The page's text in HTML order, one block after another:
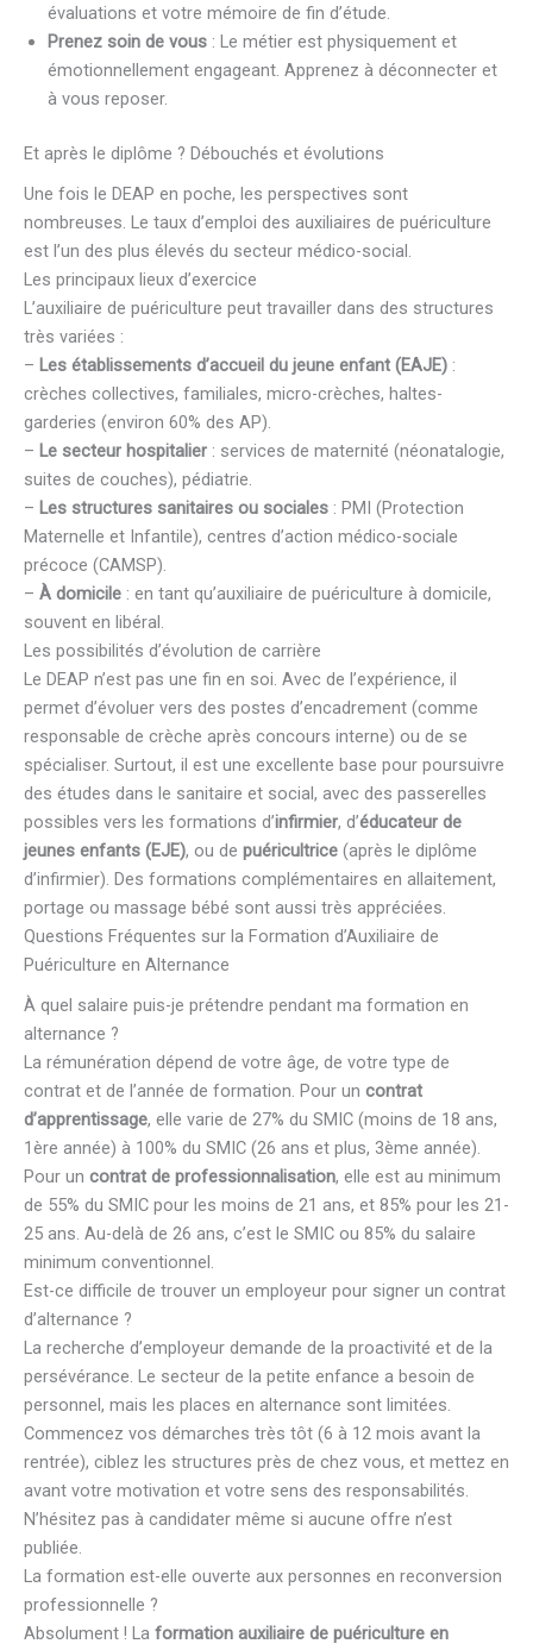
évaluations et votre mémoire de fin d’étude.
Prenez soin de vous : Le métier est physiquement et
émotionnellement engageant. Apprenez à déconnecter et
à vous reposer.
Et après le diplôme ? Débouchés et évolutions
Une fois le DEAP en poche, les perspectives sont
nombreuses. Le taux d’emploi des auxiliaires de puériculture
est l’un des plus élevés du secteur médico-social.
Les principaux lieux d’exercice
L’auxiliaire de puériculture peut travailler dans des structures
très variées :
– Les établissements d’accueil du jeune enfant (EAJE) :
crèches collectives, familiales, micro-crèches, haltes-
garderies (environ 60% des AP).
– Le secteur hospitalier : services de maternité (néonatalogie,
suites de couches), pédiatrie.
– Les structures sanitaires ou sociales : PMI (Protection
Maternelle et Infantile), centres d’action médico-sociale
précoce (CAMSP).
– À domicile : en tant qu’auxiliaire de puériculture à domicile,
souvent en libéral.
Les possibilités d’évolution de carrière
Le DEAP n’est pas une fin en soi. Avec de l’expérience, il
permet d’évoluer vers des postes d’encadrement (comme
responsable de crèche après concours interne) ou de se
spécialiser. Surtout, il est une excellente base pour poursuivre
des études dans le sanitaire et social, avec des passerelles
possibles vers les formations d’infirmier, d’éducateur de
jeunes enfants (EJE), ou de puéricultrice (après le diplôme
d’infirmier). Des formations complémentaires en allaitement,
portage ou massage bébé sont aussi très appréciées.
Questions Fréquentes sur la Formation d’Auxiliaire de
Puériculture en Alternance
À quel salaire puis-je prétendre pendant ma formation en
alternance ?
La rémunération dépend de votre âge, de votre type de
contrat et de l’année de formation. Pour un contrat
d’apprentissage, elle varie de 27% du SMIC (moins de 18 ans,
1ère année) à 100% du SMIC (26 ans et plus, 3ème année).
Pour un contrat de professionnalisation, elle est au minimum
de 55% du SMIC pour les moins de 21 ans, et 85% pour les 21-
25 ans. Au-delà de 26 ans, c’est le SMIC ou 85% du salaire
minimum conventionnel.
Est-ce difficile de trouver un employeur pour signer un contrat
d’alternance ?
La recherche d’employeur demande de la proactivité et de la
persévérance. Le secteur de la petite enfance a besoin de
personnel, mais les places en alternance sont limitées.
Commencez vos démarches très tôt (6 à 12 mois avant la
rentrée), ciblez les structures près de chez vous, et mettez en
avant votre motivation et votre sens des responsabilités.
N’hésitez pas à candidater même si aucune offre n’est
publiée.
La formation est-elle ouverte aux personnes en reconversion
professionnelle ?
Absolument ! La formation auxiliaire de puériculture en